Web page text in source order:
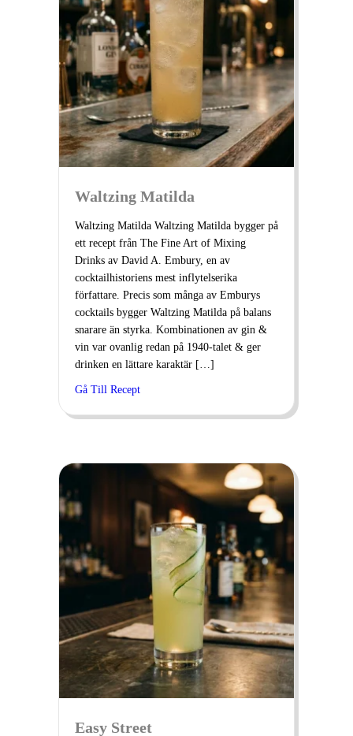
Waltzing Matilda
Waltzing Matilda Waltzing Matilda bygger på
ett recept från The Fine Art of Mixing
Drinks av David A. Embury, en av
cocktailhistoriens mest inflytelserika
författare. Precis som många av Emburys
cocktails bygger Waltzing Matilda på balans
snarare än styrka. Kombinationen av gin &
vin var ovanlig redan på 1940-talet & ger
drinken en lättare karaktär […]
Gå Till Recept
Easy Street